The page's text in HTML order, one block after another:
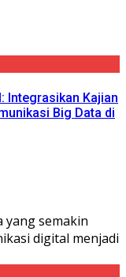
Integrasikan Kajian
Big Data di
yang semakin
digital menjadi